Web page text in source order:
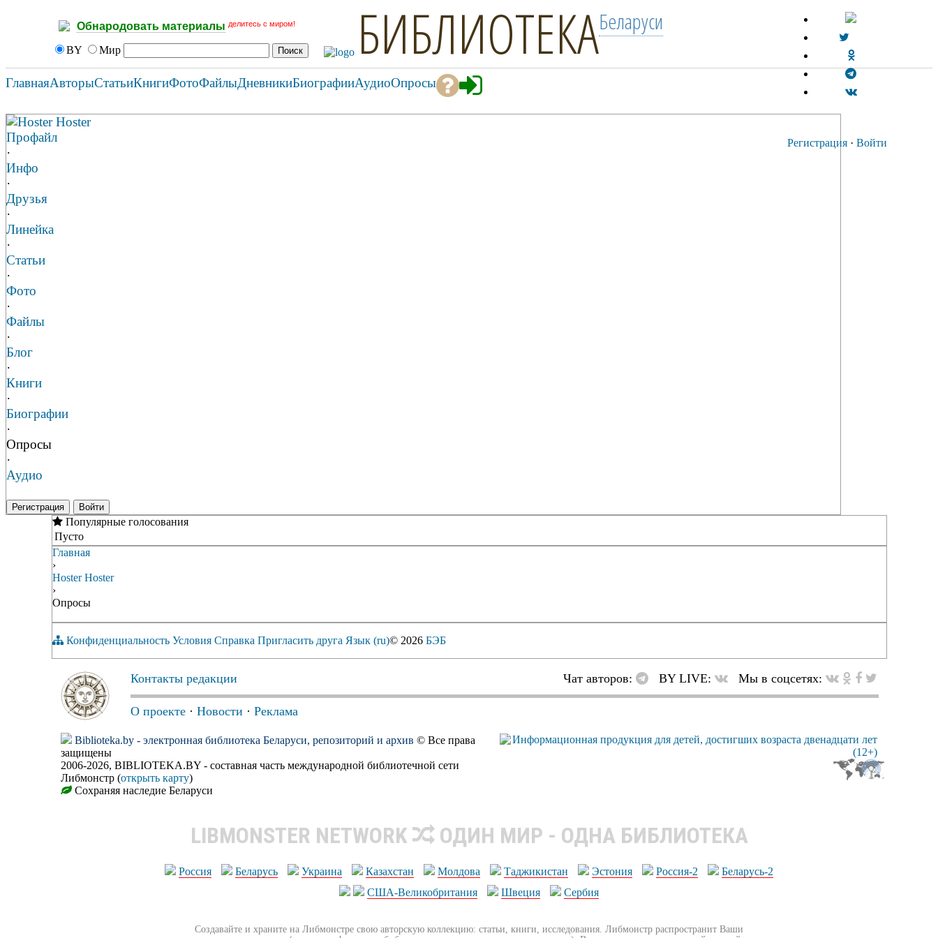
Обнародовать материалы делитесь с миром!
BY Мир БИБЛИОТЕКАБеларуси
Регистрация · Войти
ГлавнаяАвторыСтатьиКнигиФотоФайлыДневникиБиографииАудиоОпросы
Hoster Hoster
Профайл
·
Инфо
·
Друзья
·
Линейка
·
Статьи
·
Фото
·
Файлы
·
Блог
·
Книги
·
Биографии
·
Опросы
·
Аудио
Регистрация Войти
Популярные голосования
Пусто
Главная
›
Hoster Hoster
›
Опросы
Конфиденциальность Условия Справка Пригласить друга Язык (ru)© 2026 БЭБ
Контакты редакции Чат авторов: BY LIVE: Мы в соцсетях:
О проекте · Новости · Реклама
Biblioteka.by - электронная библиотека Беларуси, репозиторий и архив © Все права
защищены
2006-2026, BIBLIOTEKA.BY - составная часть международной библиотечной сети
Либмонстр (открыть карту)
Сохраняя наследие Беларуси
LIBMONSTER NETWORK ОДИН МИР - ОДНА БИБЛИОТЕКА
Россия Беларусь Украина Казахстан Молдова Таджикистан Эстония Россия-2
Беларусь-2
США-Великобритания
Швеция Сербия
Создавайте и храните на Либмонстре свою авторскую коллекцию: статьи, книги, исследования. Либмонстр распространит Ваши